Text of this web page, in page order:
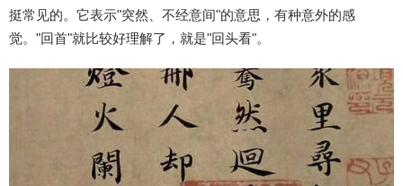
挺常见的。它表示"突然、不经意间"的意思，有种意外的感
觉。"回首"就比较好理解了，就是"回头看"。